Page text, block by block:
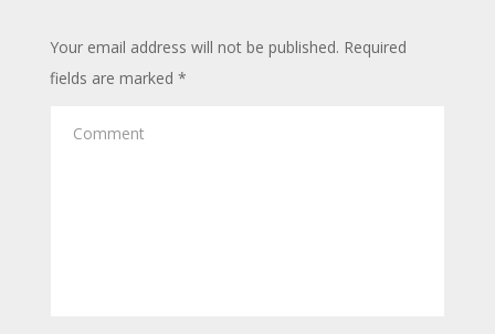
Your email address will not be published. Required
fields are marked *